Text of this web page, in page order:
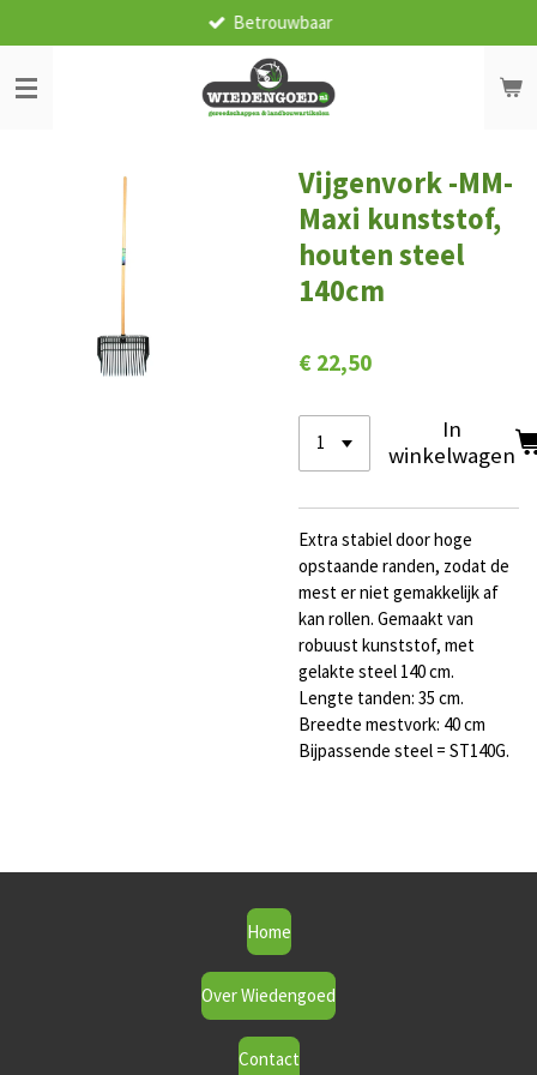
direct
naar
de
Betrouwbaar
Vijgenvork -MM-
Maxi kunststof,
houten steel
140cm
€ 22,50
In
winkelwagen
Extra stabiel door hoge
opstaande randen, zodat de
mest er niet gemakkelijk af
kan rollen. Gemaakt van
robuust kunststof, met
gelakte steel 140 cm.
Lengte tanden: 35 cm.
Breedte mestvork: 40 cm
Bijpassende steel = ST140G.
Home
Over Wiedengoed
Contact